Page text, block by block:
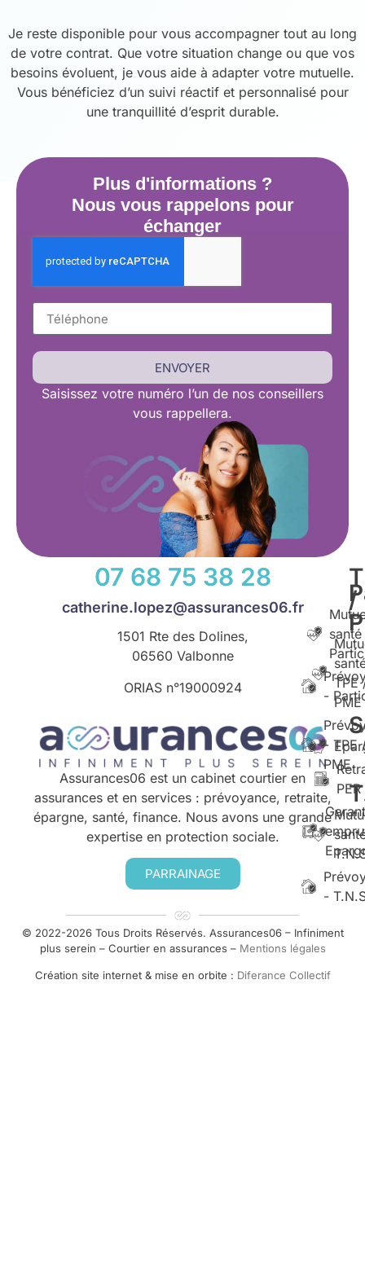
Je reste disponible pour vous accompagner tout au long
de votre contrat. Que votre situation change ou que vos
besoins évoluent, je vous aide à adapter votre mutuelle.
Vous bénéficiez d’un suivi réactif et personnalisé pour
une tranquillité d’esprit durable.
Plus d'informations ?
Nous vous rappelons pour
échanger
ENVOYER
Saisissez votre numéro l’un de nos conseillers
vous rappellera.
07 68 75 38 28
catherine.lopez@assurances06.fr
1501 Rte des Dolines,
06560 Valbonne
ORIAS n°19000924
Assurances06 est un cabinet courtier en
assurances et en services : prévoyance, retraite,
épargne, santé, finance. Nous avons une grande
expertise en protection sociale.
PARRAINAGE
/
TPE
PME
- TPE
PME
-
-
PER
© 2022-2026 Tous Droits Réservés. Assurances06 – Infiniment
plus serein – Courtier en assurances – Mentions légales
Création site internet & mise en orbite : Diferance Collectif